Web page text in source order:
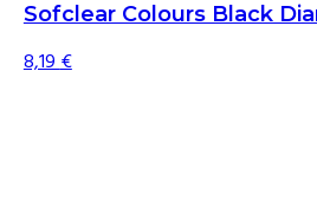
Sofclear Colours Black
8,19€